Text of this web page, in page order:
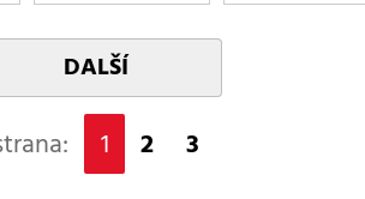
DALŠÍ
1 2 3